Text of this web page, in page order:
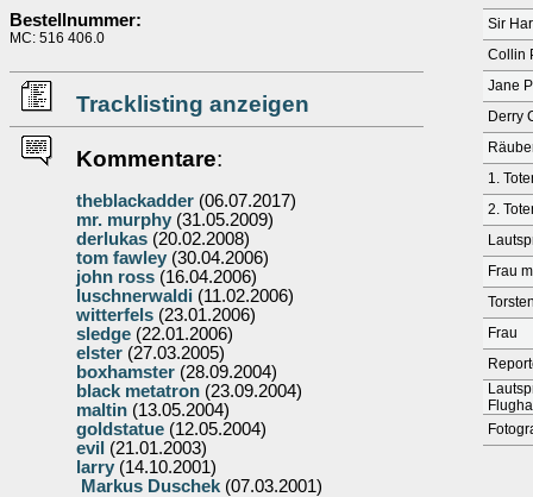
Bestellnummer:
MC: 516 406.0
Tracklisting anzeigen
Kommentare:
theblackadder (06.07.2017)
mr. murphy (31.05.2009)
derlukas (20.02.2008)
tom fawley (30.04.2006)
john ross (16.04.2006)
luschnerwaldi (11.02.2006)
witterfels (23.01.2006)
sledge (22.01.2006)
elster (27.03.2005)
boxhamster (28.09.2004)
black metatron (23.09.2004)
maltin (13.05.2004)
goldstatue (12.05.2004)
evil (21.01.2003)
larry (14.10.2001)
Markus Duschek (07.03.2001)
Sir
Collin
Jane
Derry
1.
2.
Frau
Frau